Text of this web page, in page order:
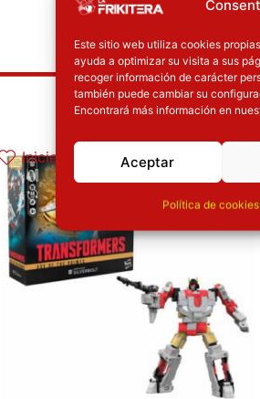
Este sitio web utiliza cookies
ayuda a optimizar su visita a sus
recoger información de carácter
también puede cambiar su
Encontrará más información en
Aceptar
Política de cookies
Inicie sesión